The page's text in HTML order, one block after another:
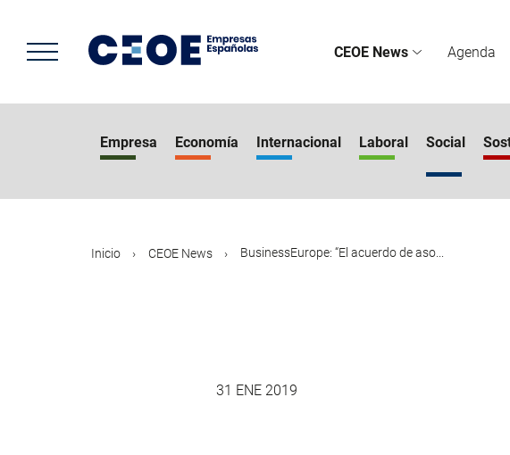
contenido
principal
CEOE News Agenda
Empresa Economía Internacional Laboral Social
Inicio CEOE News BusinessEurope: “El acuerdo de aso...
31 ENE 2019